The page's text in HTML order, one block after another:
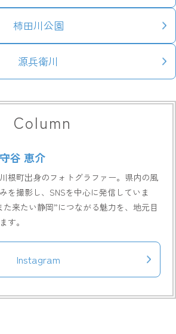
柿田川公園
源兵衛川
Column
谷 恵介
根町出身のフォトグラファー。県内の風
を撮影し、SNSを中心に発信していま
来たい静岡”につながる魅力を、地元目
す。
Instagram